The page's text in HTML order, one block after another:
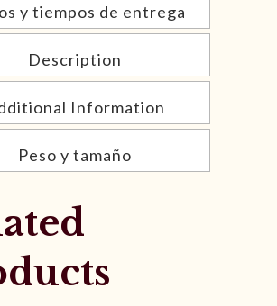
y tiempos de entrega
Description
Information
Peso y tamaño